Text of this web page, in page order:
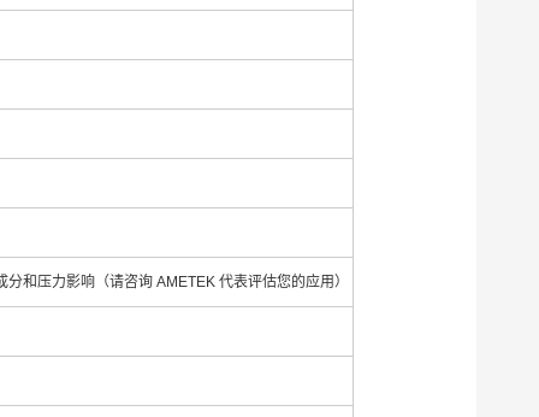
和压力影响（请咨询 AMETEK 代表评估您的应用）